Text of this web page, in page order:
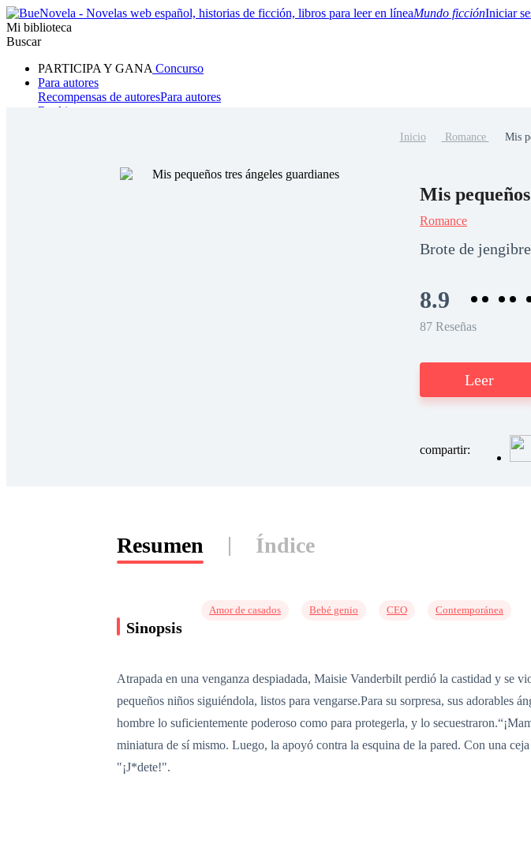
Mundo ficciónIniciar
Mi biblioteca
Buscar
PARTICIPA Y GANA Concurso
Para autores
Recompensas de autoresPara autores
Ranking
Hombre lobo Mafia Sistema Fantasía Urbano
Inicio Romance Mis
Mis
Romance
Brote de jengibre
8.9
87 Reseñas
Leer
compartir:
Resumen Índice
Sinopsis
Amor de casados Bebé genio CEO Contemporánea
Atrapada en una venganza despiadada, Maisie Vanderbilt perdió la castidad y se
pequeños niños siguiéndola, listos para vengarse.Para su sorpresa, sus adorables
hombre lo suficientemente poderoso como para protegerla, y lo
miniatura de sí mismo. Luego, la apoyó contra la esquina de la pared. Con una
"¡J*dete!".